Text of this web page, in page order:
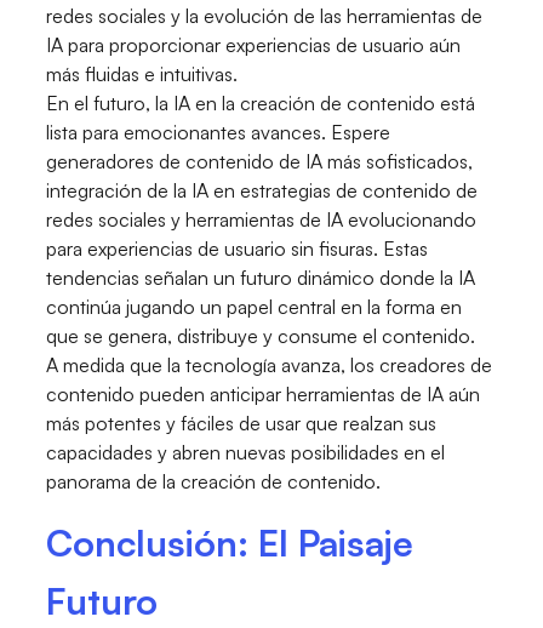
redes sociales y la evolución de las herramientas de
IA para proporcionar experiencias de usuario aún
más fluidas e intuitivas.
En el futuro, la IA en la creación de contenido está
lista para emocionantes avances. Espere
generadores de contenido de IA más sofisticados,
integración de la IA en estrategias de contenido de
redes sociales y herramientas de IA evolucionando
para experiencias de usuario sin fisuras. Estas
tendencias señalan un futuro dinámico donde la IA
continúa jugando un papel central en la forma en
que se genera, distribuye y consume el contenido.
A medida que la tecnología avanza, los creadores de
contenido pueden anticipar herramientas de IA aún
más potentes y fáciles de usar que realzan sus
capacidades y abren nuevas posibilidades en el
panorama de la creación de contenido.
Conclusión: El Paisaje
Futuro